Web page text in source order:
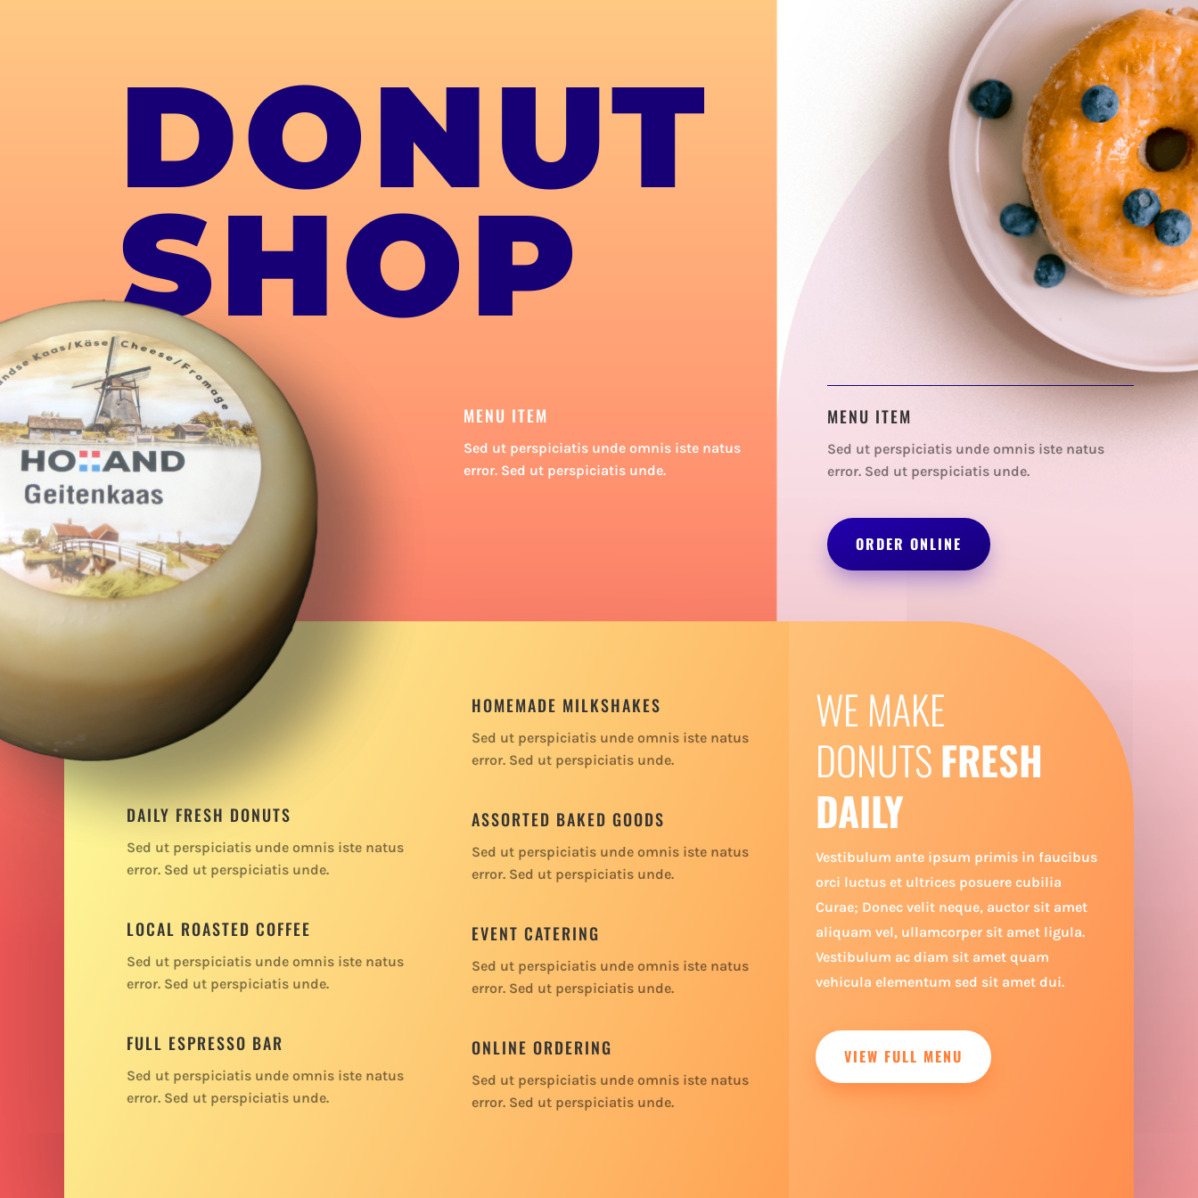
DONUT
SHOP
MENU ITEM
Sed ut perspiciatis unde omnis iste natus
error. Sed ut perspiciatis unde.
MENU ITEM
Sed ut perspiciatis unde omnis iste natus
error. Sed ut perspiciatis unde.
ORDER ONLINE
DAILY FRESH DONUTS
Sed ut perspiciatis unde omnis iste natus
error. Sed ut perspiciatis unde.
LOCAL ROASTED COFFEE
Sed ut perspiciatis unde omnis iste natus
error. Sed ut perspiciatis unde.
FULL ESPRESSO BAR
Sed ut perspiciatis unde omnis iste natus
error. Sed ut perspiciatis unde.
HOMEMADE MILKSHAKES
Sed ut perspiciatis unde omnis iste natus
error. Sed ut perspiciatis unde.
ASSORTED BAKED GOODS
Sed ut perspiciatis unde omnis iste natus
error. Sed ut perspiciatis unde.
EVENT CATERING
Sed ut perspiciatis unde omnis iste natus
error. Sed ut perspiciatis unde.
ONLINE ORDERING
Sed ut perspiciatis unde omnis iste natus
error. Sed ut perspiciatis unde.
WE MAKE
DONUTSFRESH
DAILY
Vestibulum ante ipsum primis in faucibus
orci luctus et ultrices posuere cubilia
Curae; Donec velit neque, auctor sit amet
aliquam vel, ullamcorper sit amet ligula.
Vestibulum ac diam sit amet quam
vehicula elementum sed sit amet dui.
VIEW FULL MENU